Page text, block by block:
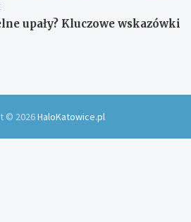
upały? Kluczowe wskazówki
© 2026HaloKatowice.pl